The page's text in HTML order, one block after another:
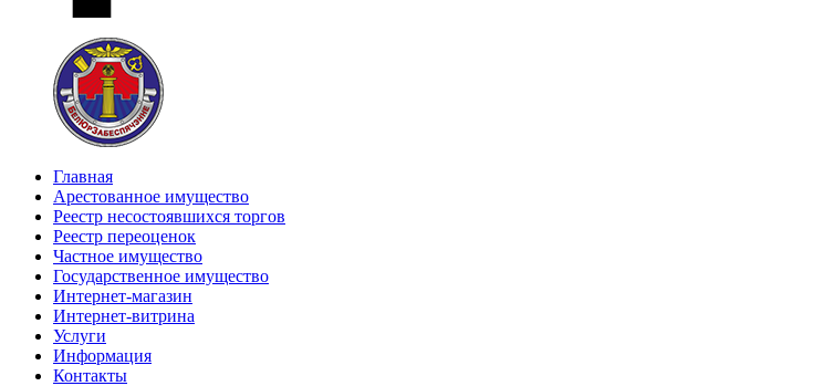
Главная
Арестованное имущество
Реестр несостоявшихся торгов
Реестр переоценок
Частное имущество
Государственное имущество
Интернет-магазин
Интернет-витрина
Услуги
Информация
Контакты